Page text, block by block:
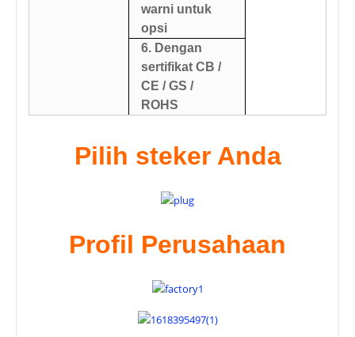
warni untuk
opsi
6. Dengan
sertifikat CB /
CE / GS /
ROHS
Pilih steker Anda
Profil Perusahaan